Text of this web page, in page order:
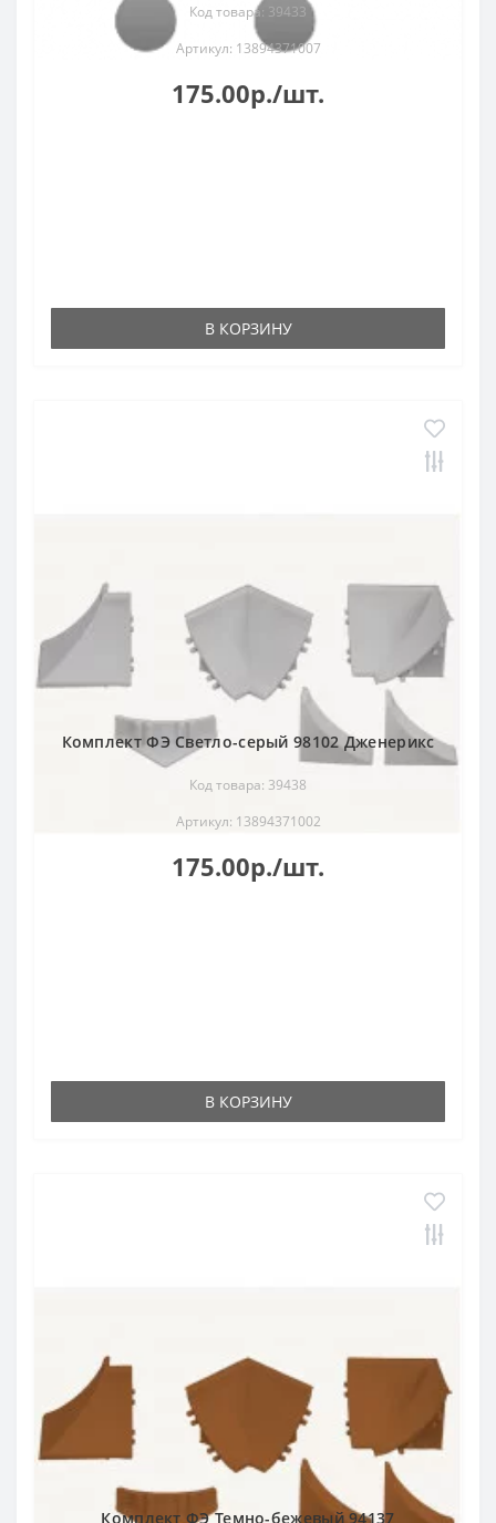
Код товара: 39433
Артикул: 13894371007
175.00р./шт.
В КОРЗИНУ
Комплект ФЭ Светло-серый 98102 Дженерикс
Код товара: 39438
Артикул: 13894371002
175.00р./шт.
В КОРЗИНУ
Комплект ФЭ Темно-бежевый 94137